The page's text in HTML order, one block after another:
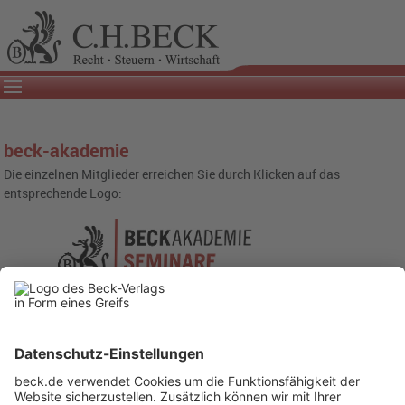
beck-akademie
Die einzelnen Mitglieder erreichen Sie durch Klicken auf das
entsprechende Logo: